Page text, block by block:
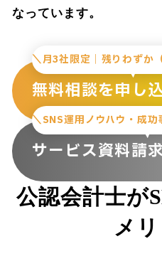
なっています。
＼月3社限定｜残りわずか
無料相談を申し
＼SNS運用ノウハウ・成
サービス資料請
公認会計士が
メ